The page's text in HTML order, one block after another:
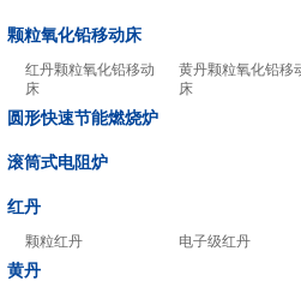
颗粒氧化铅移动床
红丹颗粒氧化铅移动
床
黄丹颗粒氧化铅移
床
圆形快速节能燃烧炉
滚筒式电阻炉
红丹
颗粒红丹 电子级红丹
黄丹